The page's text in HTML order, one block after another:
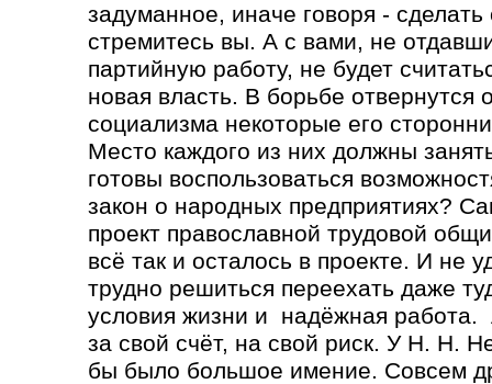
задуманное, иначе говоря -
стремитесь вы. А с вами, не
партийную работу, не будет
новая власть. В борьбе отвернутся
социализма некоторые его
Место каждого из них должны
готовы воспользоваться
закон о народных предприятиях?
проект православной трудовой
всё так и осталось в проекте. И не
трудно решиться переехать даже
условия жизни и надёжная работа.
за свой счёт, на свой риск. У Н. Н.
бы было большое имение. Совсем